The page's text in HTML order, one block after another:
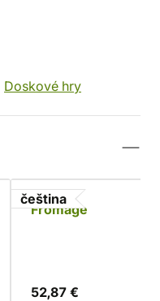
Doskové hry
čeština
Fromage
52,87 €